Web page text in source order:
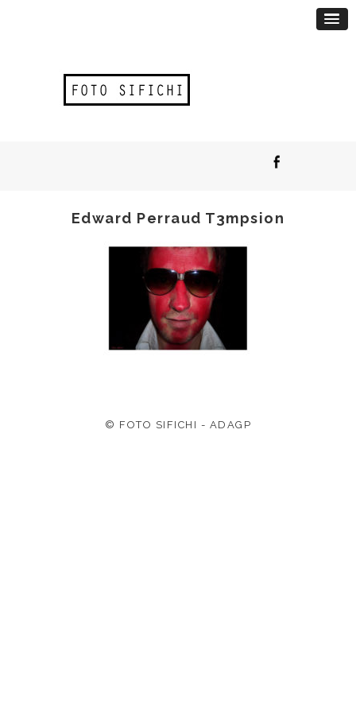
Edward Perraud T3mpsion
© FOTO SIFICHI - ADAGP